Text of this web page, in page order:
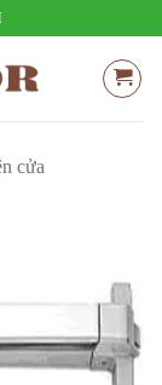
cửa